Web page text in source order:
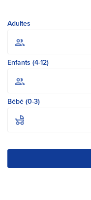
Adultes
Enfants (4-12)
Bébé (0-3)